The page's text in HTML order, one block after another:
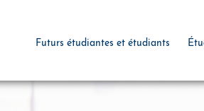
Futurs étudiantes et étudiants